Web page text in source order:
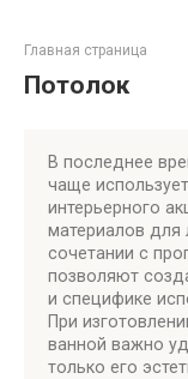
Главная страница
Потолок
В последнее
чаще
интерьерного
материалов для
сочетании с
позволяют
и специфике
При
ванной важно
только его